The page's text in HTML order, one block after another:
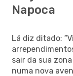
Napoca
Lá diz ditado:
sair da sua
numa nova